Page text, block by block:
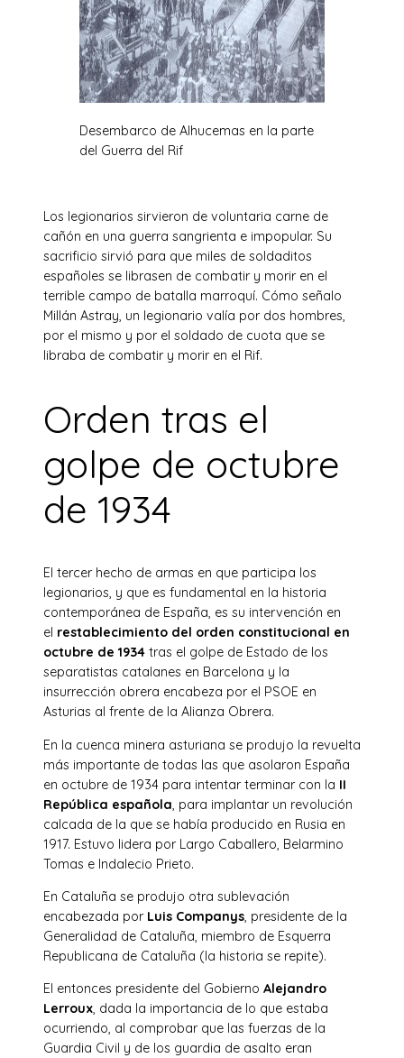
Desembarco de Alhucemas en la parte
del Guerra del Rif
Los legionarios sirvieron de voluntaria carne de
cañón en una guerra sangrienta e impopular. Su
sacrificio sirvió para que miles de soldaditos
españoles se librasen de combatir y morir en el
terrible campo de batalla marroquí. Cómo señalo
Millán Astray, un legionario valía por dos hombres,
por el mismo y por el soldado de cuota que se
libraba de combatir y morir en el Rif.
Orden tras el
golpe de octubre
de 1934
El tercer hecho de armas en que participa los
legionarios, y que es fundamental en la historia
contemporánea de España, es su intervención en
el restablecimiento del orden constitucional en
octubre de 1934 tras el golpe de Estado de los
separatistas catalanes en Barcelona y la
insurrección obrera encabeza por el PSOE en
Asturias al frente de la Alianza Obrera.
En la cuenca minera asturiana se produjo la revuelta
más importante de todas las que asolaron España
en octubre de 1934 para intentar terminar con la II
República española, para implantar un revolución
calcada de la que se había producido en Rusia en
1917. Estuvo lidera por Largo Caballero, Belarmino
Tomas e Indalecio Prieto.
En Cataluña se produjo otra sublevación
encabezada por Luis Companys, presidente de la
Generalidad de Cataluña, miembro de Esquerra
Republicana de Cataluña (la historia se repite).
El entonces presidente del Gobierno Alejandro
Lerroux, dada la importancia de lo que estaba
ocurriendo, al comprobar que las fuerzas de la
Guardia Civil y de los guardia de asalto eran